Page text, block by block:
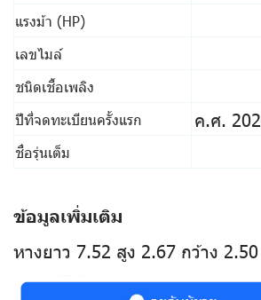
แรงม้า (HP)
เลขไมล์
ชนิดเชื้อเพลิง
ปีที่จดทะเบียนครั้งแรก ค.ศ.
ชื่อรุ่นเต็ม
ข้อมูลเพิ่มเติม
หางยาว 7.52 สูง 2.67 กว้าง 2.50